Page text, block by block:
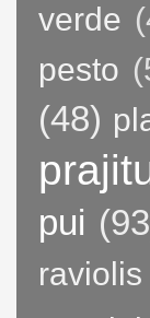
verde
pesto
(48)
pui
raviolis